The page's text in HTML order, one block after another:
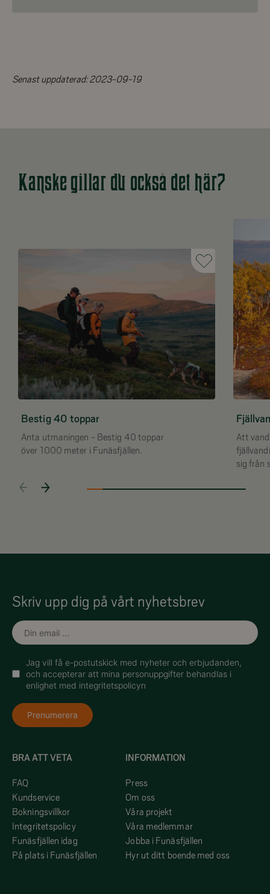
Senast uppdaterad:2023-09-19
Kanske gillar du också det här?
Bestig 40 toppar
Anta utmaningen - Bestig 40 toppar
över 1000 meter i Funäsfjällen.
Att
sig från
Skriv upp dig på vårt nyhetsbrev
Jag vill få e-postutskick med nyheter och erbjudanden,
och accepterar att mina personuppgifter behandlas i
enlighet med integritetspolicyn
Prenumerera
BRA ATT VETA
FAQ
Kundservice
Bokningsvillkor
Integritetspolicy
Funäsfjällen idag
På plats i Funäsfjällen
INFORMATION
Press
Om oss
Våra projekt
Våra medlemmar
Jobba i Funäsfjällen
Hyr ut ditt boende med oss